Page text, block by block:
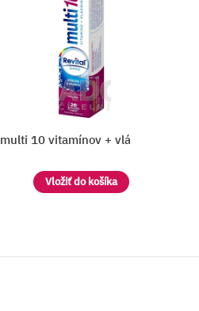
GS Multivitamín Forte šumivý